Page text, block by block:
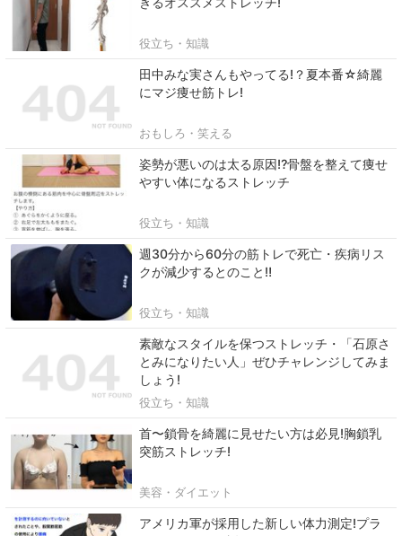
役立ち・知識
田中みな実さんもやってる!？夏本番☆綺麗
にマジ痩せ筋トレ!
おもしろ・笑える
姿勢が悪いのは太る原因⁉骨盤を整えて痩せ
やすい体になるストレッチ
役立ち・知識
週30分から60分の筋トレで死亡・疾病リス
クが減少するとのこと‼
役立ち・知識
素敵なスタイルを保つストレッチ・「石原さ
とみになりたい人」ぜひチャレンジしてみま
しょう!
役立ち・知識
首〜鎖骨を綺麗に見せたい方は必見!胸鎖乳
突筋ストレッチ!
美容・ダイエット
アメリカ軍が採用した新しい体力測定!プラ